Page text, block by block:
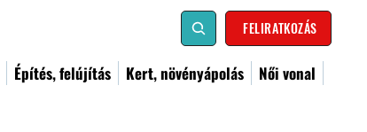
FELIRATKOZÁS
Építés, felújítás Kert, növényápolás
Női vonal